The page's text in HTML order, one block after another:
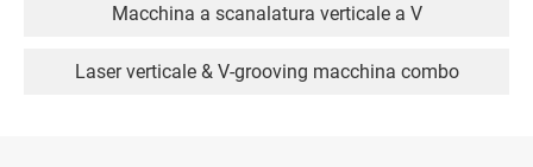
Macchina a scanalatura verticale a V
Laser verticale & V-grooving macchina combo